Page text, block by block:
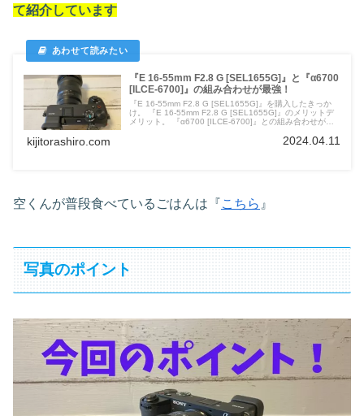
て紹介しています
『E 16-55mm F2.8 G [SEL1655G]』と『α6700
[ILCE-6700]』の組み合わせが最強！
『E 16-55mm F2.8 G [SEL1655G]』を購入したきっか
け。 『E 16-55mm F2.8 G [SEL1655G]』のメリットデ
メリット。 『α6700 [ILCE-6700]』との組み合わせが最
kijitorashiro.com 2024.04.11
空くんが普段食べているごはんは『 こちら 』
写真のポイント